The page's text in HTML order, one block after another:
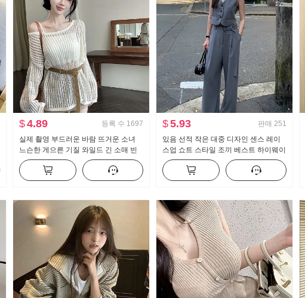
$4.89 등록 수 1697
실제 촬영 부드러운 바람 뜨거운 소녀
느슨한 게으른 기질 와일드 긴 소매 빈
뜨개질 블라우스 캐미솔
$5.93 판매 251
있음 선적 작은 대중 디자인 센스 레이
스업 쇼트 스타일 조끼 베스트 하이웨이
스트 도루 센스 넓은 다리 캐주얼 바지
세트